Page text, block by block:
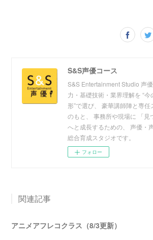
S&S声優コース
S&S Entertainment Studio 声
力・基礎技術・業界理解を “
形”で選び、 豪華講師陣と専任
のもと、 事務所や現場に 「見
へと成長するための、 声優・
総合育成スタジオです。
フォロー
関連記事
アニメアフレコクラス（8/3更新）